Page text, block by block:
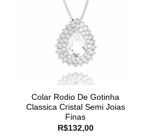
Colar Rodio De Gotinha
Classica Cristal Semi Joias
Finas
R$132,00